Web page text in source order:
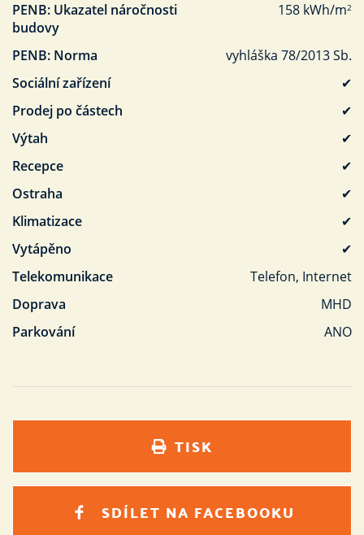
PENB: Ukazatel náročnosti
budovy
158 kWh/m2
PENB: Norma
vyhláška 78/2013 Sb.
Sociální zařízení
✔
Prodej po částech
✔
Výtah
✔
Recepce
✔
Ostraha
✔
Klimatizace
✔
Vytápěno
✔
Telekomunikace
Telefon, Internet
Doprava
MHD
Parkování
ANO
TISK
SDÍLET NA FACEBOOKU